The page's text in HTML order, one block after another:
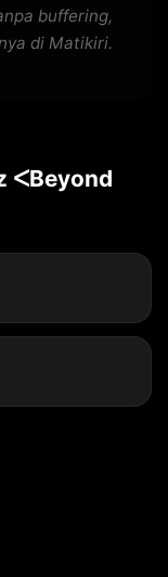
buffering,
di Matikiri.
ᐸBeyond